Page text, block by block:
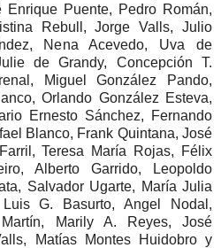
Enrique Puente, Pedro Román,
Rebull, Jorge Valls, Julio
Nena Acevedo, Uva de
de Grandy, Concepción T.
Miguel González Pando,
Orlando González Esteva,
Ernesto Sánchez, Fernando
Blanco, Frank Quintana, José
Teresa María Rojas, Félix
Alberto Garrido, Leopoldo
Salvador Ugarte, María Julia
G. Basurto, Angel Nodal,
Marily A. Reyes, José
Matías Montes Huidobro y